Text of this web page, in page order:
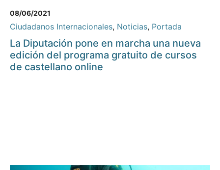
08/06/2021
Ciudadanos Internacionales, Noticias, Portada
La Diputación pone en marcha una nueva
edición del programa gratuito de cursos
de castellano online